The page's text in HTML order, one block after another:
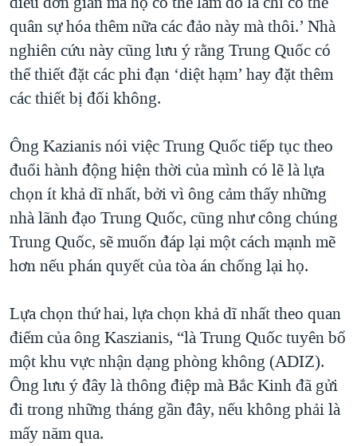
quân sự hóa thêm nữa các đảo này mà thôi.’ Nhà
nghiên cứu này cũng lưu ý rằng Trung Quốc có
thể thiết đặt các phi đạn ‘diệt hạm’ hay đặt thêm
các thiết bị đối không.
Ông Kazianis nói việc Trung Quốc tiếp tục theo
đuổi hành động hiện thời của mình có lẽ là lựa
chọn ít khả dĩ nhất, bởi vì ông cảm thấy những
nhà lãnh đạo Trung Quốc, cũng như công chúng
Trung Quốc, sẽ muốn đáp lại một cách mạnh mẽ
hơn nếu phán quyết của tòa án chống lại họ.
Lựa chọn thứ hai, lựa chọn khả dĩ nhất theo quan
điểm của ông Kaszianis, “là Trung Quốc tuyên bố
một khu vực nhận dạng phòng không (ADIZ).
Ông lưu ý đây là thông điệp mà Bắc Kinh đã gửi
đi trong những tháng gần đây, nếu không phải là
mấy năm qua.